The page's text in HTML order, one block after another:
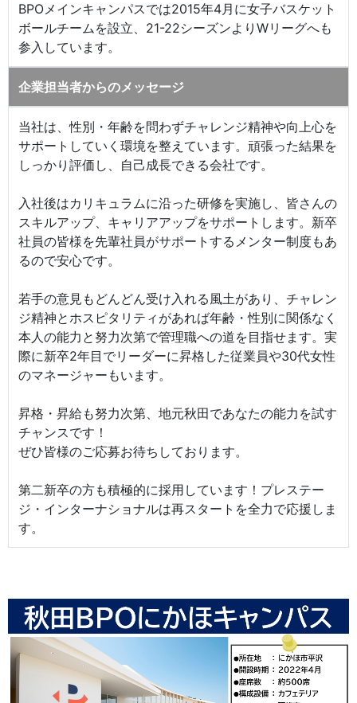
BPOメインキャンパスでは2015年4月に女子バスケット
ボールチームを設立、21-22シーズンよりWリーグへも
参入しています。
企業担当者からのメッセージ
当社は、性別・年齢を問わずチャレンジ精神や向上心を
サポートしていく環境を整えています。頑張った結果を
しっかり評価し、自己成長できる会社です。
入社後はカリキュラムに沿った研修を実施し、皆さんの
スキルアップ、キャリアアップをサポートします。新卒
社員の皆様を先輩社員がサポートするメンター制度もあ
るので安心です。
若手の意見もどんどん受け入れる風土があり、チャレン
ジ精神とホスピタリティがあれば年齢・性別に関係なく
本人の能力と努力次第で管理職への道を目指せます。実
際に新卒2年目でリーダーに昇格した従業員や30代女性
のマネージャーもいます。
昇格・昇給も努力次第、地元秋田であなたの能力を試す
チャンスです！
ぜひ皆様のご応募お待ちしております。
第二新卒の方も積極的に採用しています！プレステー
ジ・インターナショナルは再スタートを全力で応援しま
す。